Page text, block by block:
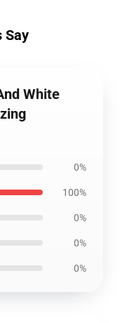
Say
White
0%
100%
0%
0%
0%